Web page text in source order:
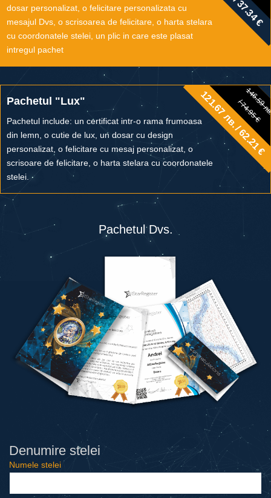
dosar personalizat, o felicitare personalizata cu
mesajul Dvs, o scrisoarea de felicitare, o harta stelara
cu coordonatele stelei, un plic in care este plasat
intregul pachet
Pachetul "Lux" 146.59 лв.
/ 74.95 €
146.59
/ 74.95 €
121.67 лв. / 62.21 €
Pachetul include: un certificat intr-o rama frumoasa
din lemn, o cutie de lux, un dosar cu design
personalizat, o felicitare cu mesaj personalizat, o
scrisoare de felicitare, o harta stelara cu coordonatele
stelei.
Pachetul Dvs.
Denumire stelei
Numele stelei